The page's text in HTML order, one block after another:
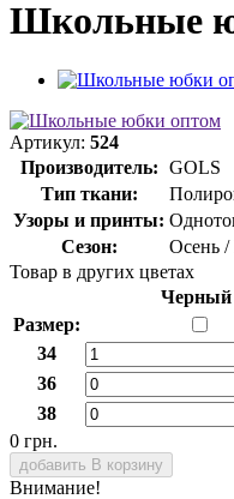
Школьные
Артикул: 524
Производитель: GOLS
Тип ткани:
Узоры и принты:
Сезон:
Осень /
Товар в других цветах
Черный
Размер:
34
36
38
0 грн.
добавить В корзину
Внимание!